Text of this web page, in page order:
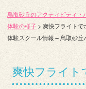
鳥取砂丘のアクティビティ・
体験の様子 > 爽快フライト
体験スクール情報 – 鳥取砂
爽快フライ